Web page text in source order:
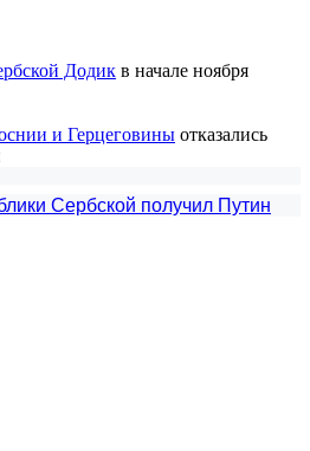
Додик в начале ноября
и Герцеговины отказались
Сербской получил Путин